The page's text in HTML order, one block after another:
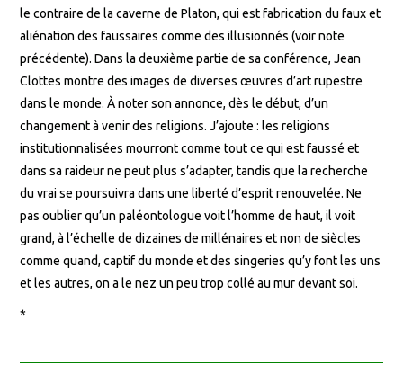
le contraire de la caverne de Platon, qui est fabrication du faux et
aliénation des faussaires comme des illusionnés (voir note
précédente). Dans la deuxième partie de sa conférence, Jean
Clottes montre des images de diverses œuvres d’art rupestre
dans le monde. À noter son annonce, dès le début, d’un
changement à venir des religions. J’ajoute : les religions
institutionnalisées mourront comme tout ce qui est faussé et
dans sa raideur ne peut plus s’adapter, tandis que la recherche
du vrai se poursuivra dans une liberté d’esprit renouvelée. Ne
pas oublier qu’un paléontologue voit l’homme de haut, il voit
grand, à l’échelle de dizaines de millénaires et non de siècles
comme quand, captif du monde et des singeries qu’y font les uns
et les autres, on a le nez un peu trop collé au mur devant soi.
*